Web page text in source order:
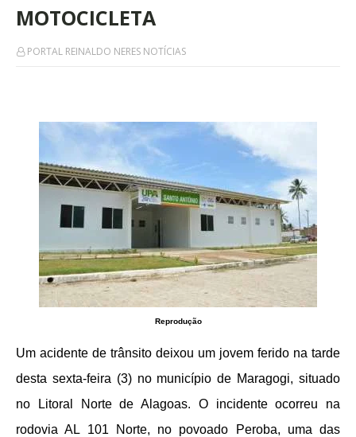
MOTOCICLETA
PORTAL REINALDO NERES NOTÍCIAS
Reprodução
Um acidente de trânsito deixou um jovem ferido na tarde
desta sexta-feira (3) no município de Maragogi, situado
no Litoral Norte de Alagoas. O incidente ocorreu na
rodovia AL 101 Norte, no povoado Peroba, uma das